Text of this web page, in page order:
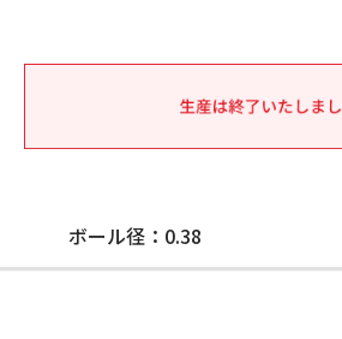
ボール径：0.38